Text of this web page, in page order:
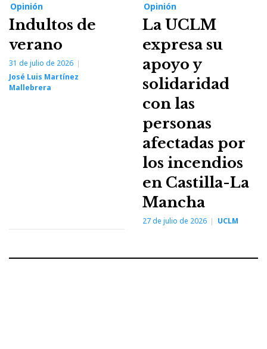
Opinión
Indultos de
verano
31 de julio de 2026
José Luis Martínez
Mallebrera
Opinión
La UCLM
expresa su
apoyo y
solidaridad
con las
personas
afectadas por
los incendios
en Castilla-La
Mancha
27 de julio de 2026 UCLM